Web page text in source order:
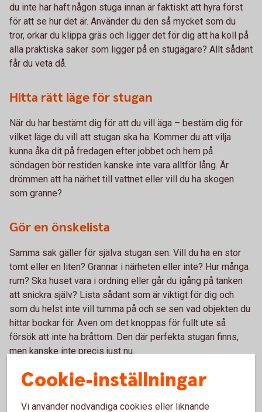
du inte har haft någon stuga innan är faktiskt att hyra först
för att se hur det är. Använder du den så mycket som du
tror, orkar du klippa gräs och ligger det för dig att ha koll på
alla praktiska saker som ligger på en stugägare? Allt sådant
får du veta då.
Hitta rätt läge för stugan
När du har bestämt dig för att du vill äga – bestäm dig för
vilket läge du vill att stugan ska ha. Kommer du att vilja
kunna åka dit på fredagen efter jobbet och hem på
söndagen bör restiden kanske inte vara alltför lång. Är
drömmen att ha närhet till vattnet eller vill du ha skogen
som granne?
Gör en önskelista
Samma sak gäller för själva stugan sen. Vill du ha en stor
tomt eller en liten? Grannar i närheten eller inte? Hur många
rum? Ska huset vara i ordning eller går du igång på tanken
att snickra själv? Lista sådant som är viktigt för dig och
som du helst inte vill tumma på och se sen vad objekten du
hittar bockar för. Även om det knoppas för fullt ute så
försök att inte ha bråttom. Den där perfekta stugan finns,
men kanske inte precis just nu.
Säkra budgeten
Cookie-inställningar
Vi använder nödvändiga cookies eller liknande